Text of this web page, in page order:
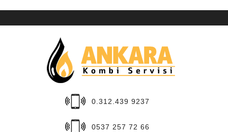
0.312.439 9237
0537 257 72 66
KURUMSAL